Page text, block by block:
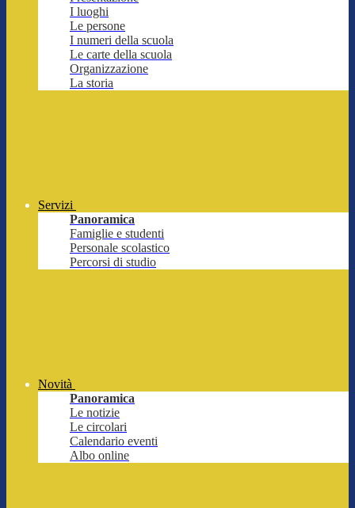
I luoghi
Le persone
I numeri della scuola
Le carte della scuola
Organizzazione
La storia
Servizi
Panoramica
Famiglie e studenti
Personale scolastico
Percorsi di studio
Novità
Panoramica
Le notizie
Le circolari
Calendario eventi
Albo online